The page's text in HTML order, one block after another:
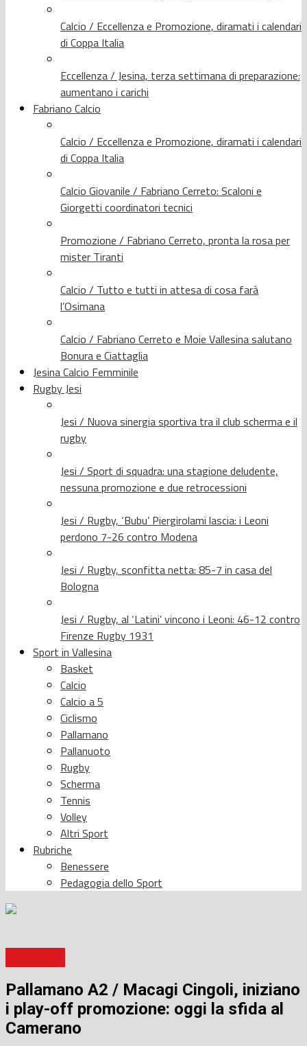
Calcio / Eccellenza e Promozione, diramati i calendari
di Coppa Italia
Eccellenza / Jesina, terza settimana di preparazione:
aumentano i carichi
Fabriano Calcio
Calcio / Eccellenza e Promozione, diramati i calendari
di Coppa Italia
Calcio Giovanile / Fabriano Cerreto: Scaloni e
Giorgetti coordinatori tecnici
Promozione / Fabriano Cerreto, pronta la rosa per
mister Tiranti
Calcio / Tutto e tutti in attesa di cosa farà
l’Osimana
Calcio / Fabriano Cerreto e Moie Vallesina salutano
Bonura e Ciattaglia
Jesina Calcio Femminile
Rugby Jesi
Jesi / Nuova sinergia sportiva tra il club scherma e il
rugby
Jesi / Sport di squadra: una stagione deludente,
nessuna promozione e due retrocessioni
Jesi / Rugby, ‘Bubu’ Piergirolami lascia: i Leoni
perdono 7-26 contro Modena
Jesi / Rugby, sconfitta netta: 85-7 in casa del
Bologna
Jesi / Rugby, al ‘Latini’ vincono i Leoni: 46-12 contro
Firenze Rugby 1931
Sport in Vallesina
Basket
Calcio
Calcio a 5
Ciclismo
Pallamano
Pallanuoto
Rugby
Scherma
Tennis
Volley
Altri Sport
Rubriche
Benessere
Pedagogia dello Sport
Pallamano A2 / Macagi Cingoli, iniziano
i play-off promozione: oggi la sfida al
Camerano